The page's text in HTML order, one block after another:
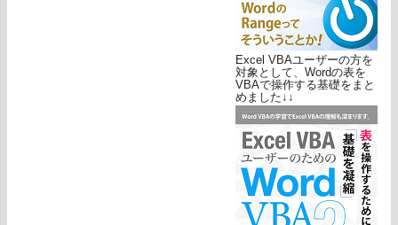
Excel VBAユーザーの方を
対象として、Wordの表を
VBAで操作する基礎をまと
めました↓↓